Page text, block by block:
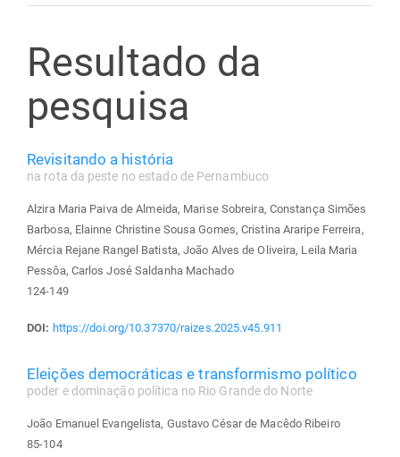
Resultado da
pesquisa
Revisitando a história
na rota da peste no estado de Pernambuco
Alzira Maria Paiva de Almeida, Marise Sobreira, Constança Simões
Barbosa, Elainne Christine Sousa Gomes, Cristina Araripe Ferreira,
Mércia Rejane Rangel Batista, João Alves de Oliveira, Leila Maria
Pessôa, Carlos José Saldanha Machado
124-149
DOI: https://doi.org/10.37370/raizes.2025.v45.911
Eleições democráticas e transformismo político
poder e dominação política no Rio Grande do Norte
João Emanuel Evangelista, Gustavo César de Macêdo Ribeiro
85-104